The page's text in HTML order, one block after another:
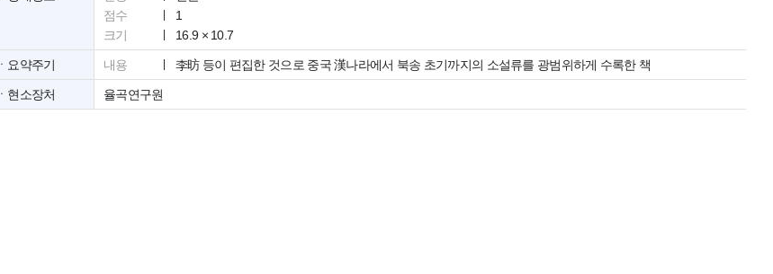
점수
1
크기
16.9 × 10.7
ㆍ요약주기 내용 李昉 등이 편집한 것으로 중국 漢나라에서 북송 초기까지의 소설류를 광범위하게 수록한 책
ㆍ현소장처 율곡연구원